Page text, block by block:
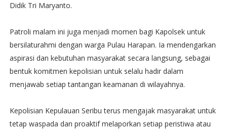
Didik Tri Maryanto.
Patroli malam ini juga menjadi momen bagi Kapolsek untuk
bersilaturahmi dengan warga Pulau Harapan. Ia mendengarkan
aspirasi dan kebutuhan masyarakat secara langsung, sebagai
bentuk komitmen kepolisian untuk selalu hadir dalam
menjawab setiap tantangan keamanan di wilayahnya.
Kepolisian Kepulauan Seribu terus mengajak masyarakat untuk
tetap waspada dan proaktif melaporkan setiap peristiwa atau